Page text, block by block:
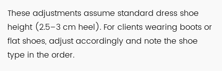
These adjustments assume standard dress shoe
height (2.5–3 cm heel). For clients wearing boots or
flat shoes, adjust accordingly and note the shoe
type in the order.